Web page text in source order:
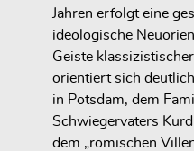
Jahren erfolgt eine
ideologische
Geiste
orientiert sich
in Potsdam, dem
Schwiegervaters
dem „römischen